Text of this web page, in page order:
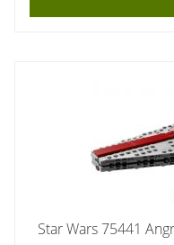
Star Wars 75441